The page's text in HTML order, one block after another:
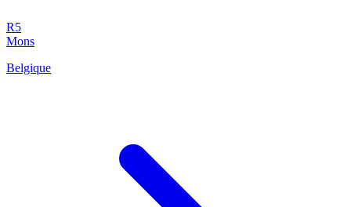
R5
Mons
Belgique